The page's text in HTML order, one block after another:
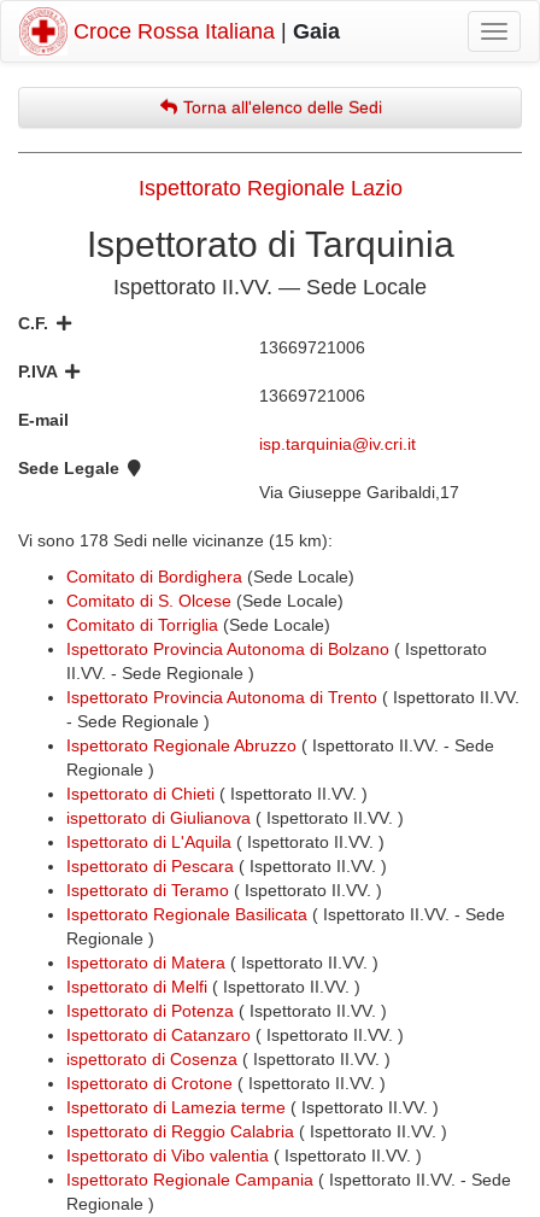
Croce Rossa Italiana Gaia
Torna all'elenco delle Sedi
Ispettorato Regionale Lazio
Ispettorato di Tarquinia
Ispettorato II.VV. — Sede Locale
C.F.
13669721006
P.IVA
13669721006
E-mail
isp.tarquinia@iv.cri.it
Sede Legale
Via Giuseppe Garibaldi,17
Vi sono 178 Sedi nelle vicinanze (15 km):
Comitato di Bordighera (Sede Locale)
Comitato di S. Olcese (Sede Locale)
Comitato di Torriglia (Sede Locale)
Ispettorato Provincia Autonoma di Bolzano ( Ispettorato
II.VV. - Sede Regionale )
Ispettorato Provincia Autonoma di Trento ( Ispettorato II.VV.
- Sede Regionale )
Ispettorato Regionale Abruzzo ( Ispettorato II.VV. - Sede
Regionale )
Ispettorato di Chieti ( Ispettorato II.VV. )
ispettorato di Giulianova ( Ispettorato II.VV. )
Ispettorato di L'Aquila ( Ispettorato II.VV. )
Ispettorato di Pescara ( Ispettorato II.VV. )
Ispettorato di Teramo ( Ispettorato II.VV. )
Ispettorato Regionale Basilicata ( Ispettorato II.VV. - Sede
Regionale )
Ispettorato di Matera ( Ispettorato II.VV. )
Ispettorato di Melfi ( Ispettorato II.VV. )
Ispettorato di Potenza ( Ispettorato II.VV. )
Ispettorato di Catanzaro ( Ispettorato II.VV. )
ispettorato di Cosenza ( Ispettorato II.VV. )
Ispettorato di Crotone ( Ispettorato II.VV. )
Ispettorato di Lamezia terme ( Ispettorato II.VV. )
Ispettorato di Reggio Calabria ( Ispettorato II.VV. )
Ispettorato di Vibo valentia ( Ispettorato II.VV. )
Ispettorato Regionale Campania ( Ispettorato II.VV. - Sede
Regionale )